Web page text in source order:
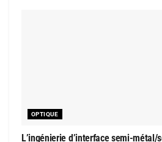
OPTIQUE
L’ingénierie d’interface semi-